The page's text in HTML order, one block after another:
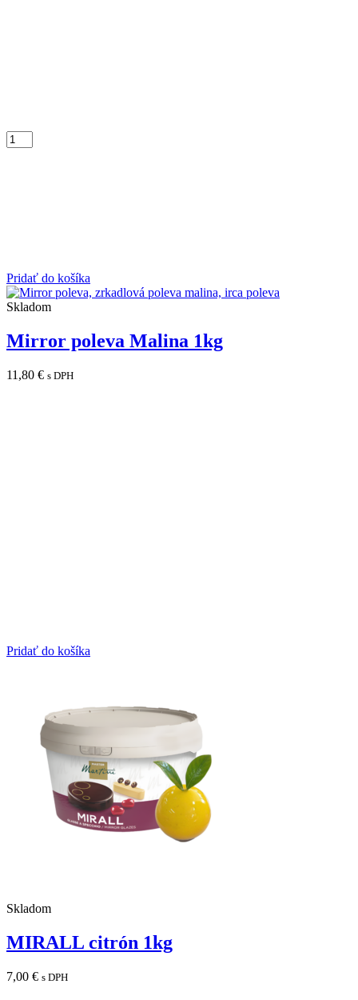
Pridať do košíka
Skladom
Mirror poleva Malina 1kg
11,80 € s DPH
Pridať do košíka
Skladom
MIRALL citrón 1kg
7,00 € s DPH